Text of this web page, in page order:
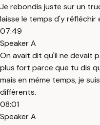
Je rebondis juste sur un
laisse le temps d'y réfléchir
07:49
Speaker A
On avait dit qu'il ne devait
plus fort parce que tu dis
mais en même temps, je
différents.
08:01
Speaker A